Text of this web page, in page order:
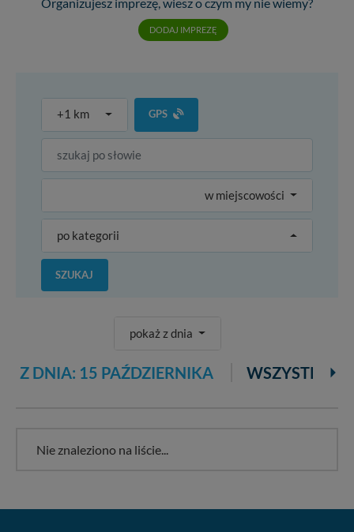
Organizujesz imprezę, wiesz o czym my nie wiemy?
DODAJ IMPREZĘ
+1 km GPS
w miejscowości
po kategorii
SZUKAJ
pokaż z dnia
Z DNIA: 15 PAŹDZIERNIKA WSZYSTKIE
Nie znaleziono na liście...